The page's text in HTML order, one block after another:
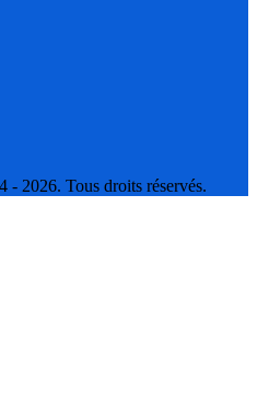
2026. Tous droits réservés.